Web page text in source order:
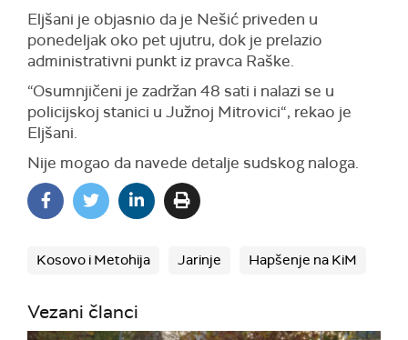
Eljšani je objasnio da je Nešić priveden u
ponedeljak oko pet ujutru, dok je prelazio
administrativni punkt iz pravca Raške.
“Osumnjičeni je zadržan 48 sati i nalazi se u
policijskoj stanici u Južnoj Mitrovici“, rekao je
Eljšani.
Nije mogao da navede detalje sudskog naloga.
Kosovo i Metohija Jarinje Hapšenje na KiM
Vezani članci